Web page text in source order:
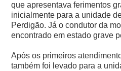
que apresentava ferimentos
inicialmente para a unidade
Perdigão.Já o condutor da
encontrado em estado grave
Após os primeiros
também foi levado para a